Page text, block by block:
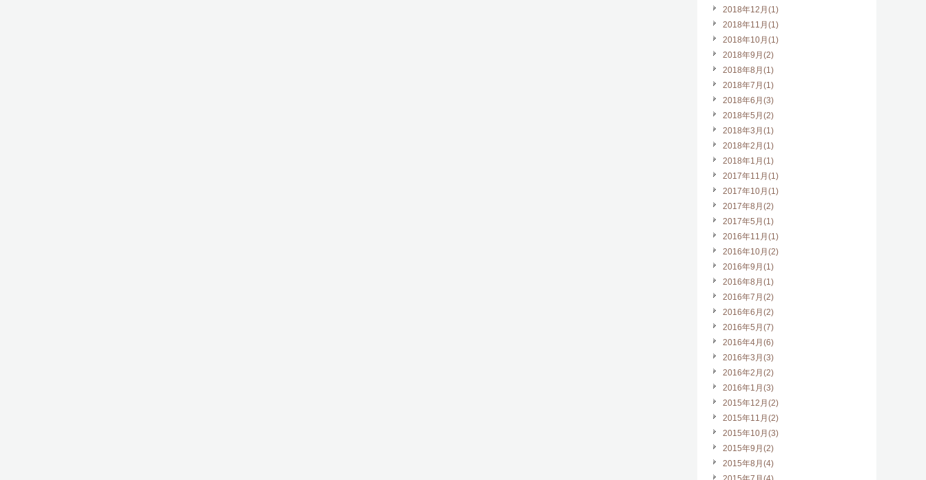
2018年12月(1)
2018年11月(1)
2018年10月(1)
2018年9月(2)
2018年8月(1)
2018年7月(1)
2018年6月(3)
2018年5月(2)
2018年3月(1)
2018年2月(1)
2018年1月(1)
2017年11月(1)
2017年10月(1)
2017年8月(2)
2017年5月(1)
2016年11月(1)
2016年10月(2)
2016年9月(1)
2016年8月(1)
2016年7月(2)
2016年6月(2)
2016年5月(7)
2016年4月(6)
2016年3月(3)
2016年2月(2)
2016年1月(3)
2015年12月(2)
2015年11月(2)
2015年10月(3)
2015年9月(2)
2015年8月(4)